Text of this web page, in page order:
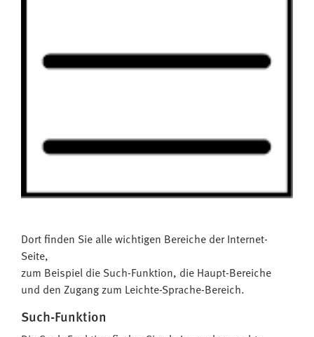
Dort finden Sie alle wichtigen Bereiche der Internet-
Seite,
zum Beispiel die Such-Funktion, die Haupt-Bereiche
und den Zugang zum Leichte-Sprache-Bereich.
Such-Funktion